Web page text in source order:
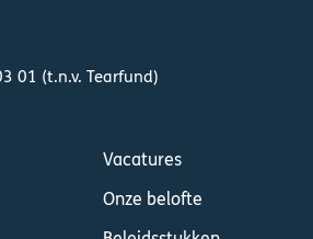
01 (t.n.v. Tearfund)
Vacatures
Onze belofte